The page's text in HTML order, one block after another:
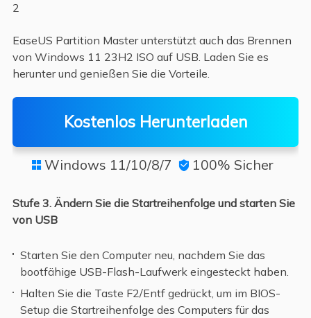
2
EaseUS Partition Master unterstützt auch das Brennen
von Windows 11 23H2 ISO auf USB. Laden Sie es
herunter und genießen Sie die Vorteile.
Kostenlos Herunterladen
 Windows 11/10/8/7  100% Sicher
Stufe 3. Ändern Sie die Startreihenfolge und starten Sie
von USB
Starten Sie den Computer neu, nachdem Sie das
bootfähige USB-Flash-Laufwerk eingesteckt haben.
Halten Sie die Taste F2/Entf gedrückt, um im BIOS-
Setup die Startreihenfolge des Computers für das